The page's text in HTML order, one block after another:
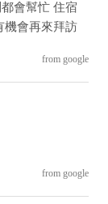
會幫忙 住宿
機會再來拜訪
from google
from google